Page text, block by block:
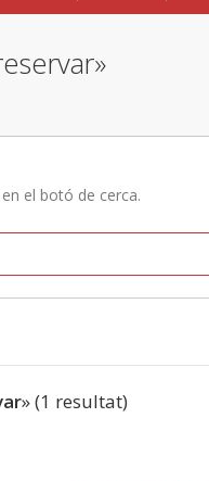
el botó de cerca.
» (1 resultat)